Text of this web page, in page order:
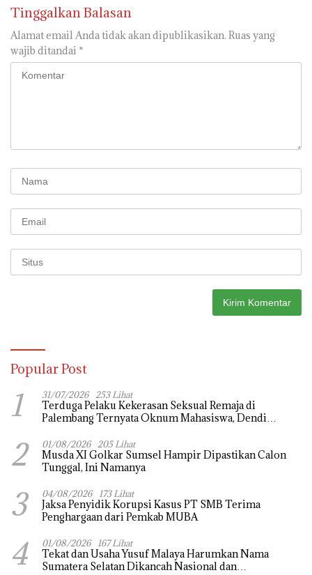
Tinggalkan Balasan
Alamat email Anda tidak akan dipublikasikan. Ruas yang
wajib ditandai *
Popular Post
1 31/07/2026 253 Lihat
Terduga Pelaku Kekerasan Seksual Remaja di
Palembang Ternyata Oknum Mahasiswa, Dendi
2 01/08/2026 205 Lihat
Musda XI Golkar Sumsel Hampir Dipastikan Calon
Tunggal, Ini Namanya
3 04/08/2026 173 Lihat
Jaksa Penyidik Korupsi Kasus PT SMB Terima
Penghargaan dari Pemkab MUBA
4 01/08/2026 167 Lihat
Tekat dan Usaha Yusuf Malaya Harumkan Nama
Sumatera Selatan Dikancah Nasional dan